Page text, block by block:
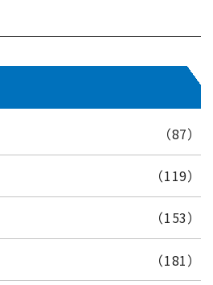
（87）
（119）
（153）
（181）